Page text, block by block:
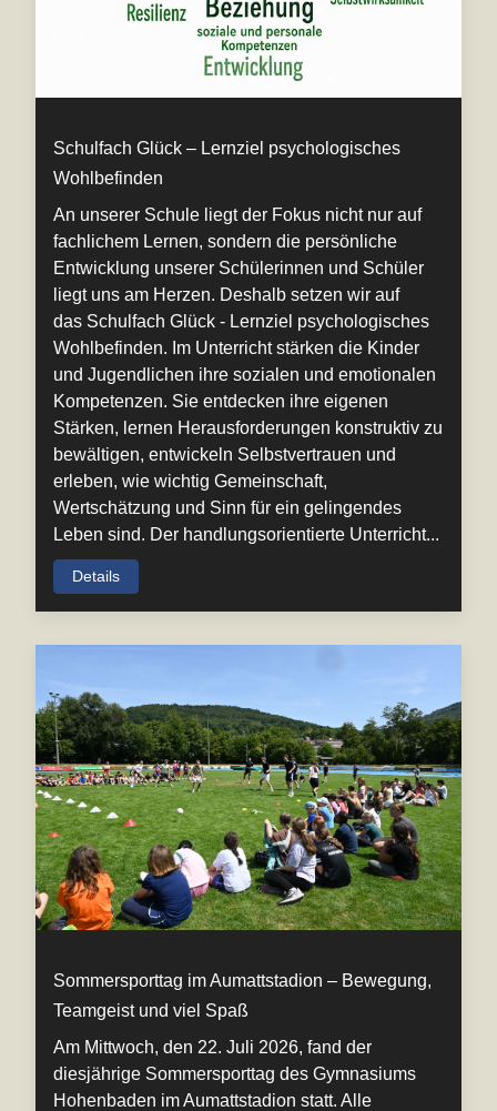
Schulfach Glück – Lernziel psychologisches
Wohlbefinden
An unserer Schule liegt der Fokus nicht nur auf
fachlichem Lernen, sondern die persönliche
Entwicklung unserer Schülerinnen und Schüler
liegt uns am Herzen. Deshalb setzen wir auf
das Schulfach Glück - Lernziel psychologisches
Wohlbefinden. Im Unterricht stärken die Kinder
und Jugendlichen ihre sozialen und emotionalen
Kompetenzen. Sie entdecken ihre eigenen
Stärken, lernen Herausforderungen konstruktiv zu
bewältigen, entwickeln Selbstvertrauen und
erleben, wie wichtig Gemeinschaft,
Wertschätzung und Sinn für ein gelingendes
Leben sind. Der handlungsorientierte Unterricht...
Details
Sommersporttag im Aumattstadion – Bewegung,
Teamgeist und viel Spaß
Am Mittwoch, den 22. Juli 2026, fand der
diesjährige Sommersporttag des Gymnasiums
Hohenbaden im Aumattstadion statt. Alle